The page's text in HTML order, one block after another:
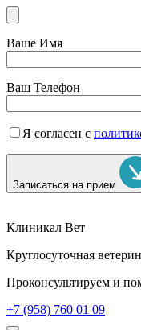
Ваше Имя
Ваш Телефон
Я согласен с
Записаться на прием
Клиникал Вет
Круглосуточная
Проконсультируем и
+7 (958) 760 01 09